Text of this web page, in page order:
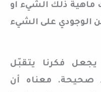
ماهية ذلك الشيء او
الوجودي على الشيء
يجعل فكرنا يتقبّل
صحيحة. معناه أن